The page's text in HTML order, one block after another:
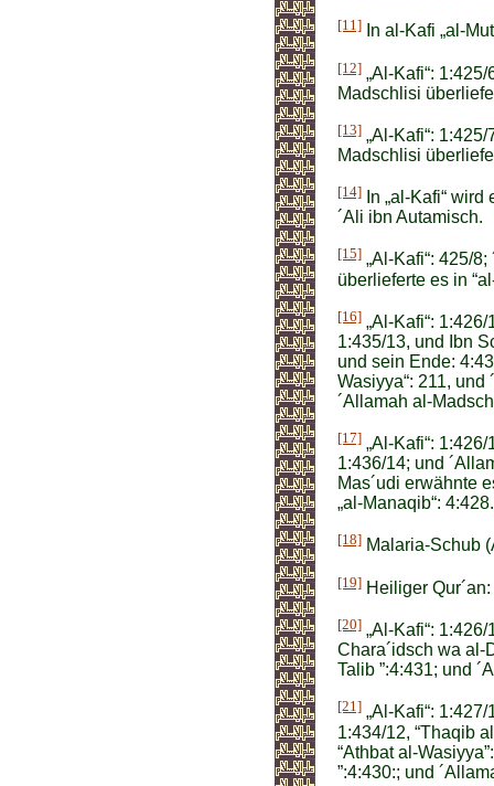
[11] In al-Kafi „al-
[12] „Al-Kafi“:
Madschlisi
[13] „Al-Kafi“:
Madschlisi
[14] In „al-Kafi“
´Ali ibn Autamisch.
[15] „Al-Kafi“: 425/
überlieferte es in
[16] „Al-Kafi“:
1:435/13, und Ibn
und sein Ende:
Wasiyya“: 211, und
´Allamah al-
[17] „Al-Kafi“:
1:436/14; und
Mas´udi erwähnte
„al-Manaqib“: 4:428.
[18] Malaria-Schub
[19] Heiliger
[20] „Al-Kafi“:
Chara´idsch wa al-
Talib ”:4:431; und
[21] „Al-Kafi“:
1:434/12, “Thaqib
“Athbat al-
”:4:430:; und